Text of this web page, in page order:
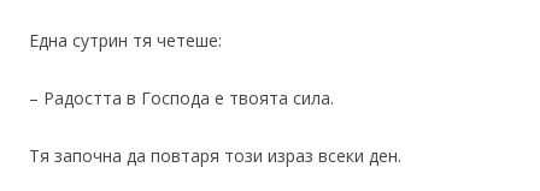
Една сутрин тя четеше:
– Радостта в Господа е твоята сила.
Тя започна да повтаря този израз всеки ден.